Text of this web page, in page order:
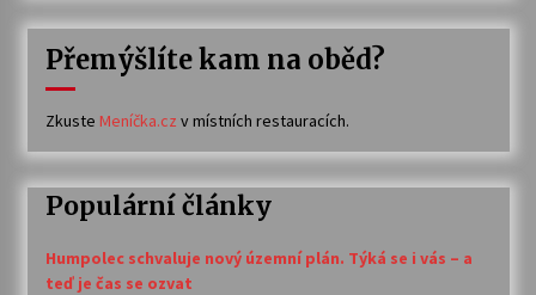
Přemýšlíte kam na oběd?
Zkuste Meníčka.cz v místních restauracích.
Populární články
Humpolec schvaluje nový územní plán. Týká se i vás – a
teď je čas se ozvat